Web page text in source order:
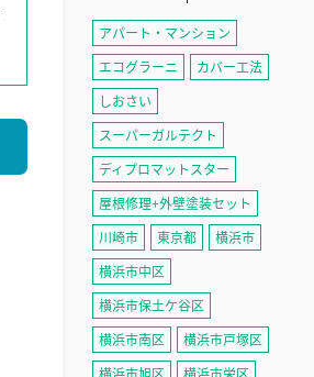
アパート・マンション
エコグラーニ
カバー工法
しおさい
スーパーガルテクト
ディプロマットスター
屋根修理+外壁塗装セット
川崎市
東京都
横浜市
横浜市中区
横浜市保土ケ谷区
横浜市南区
横浜市戸塚区